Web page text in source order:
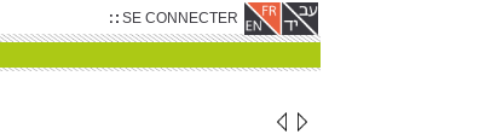
SE CONNECTER